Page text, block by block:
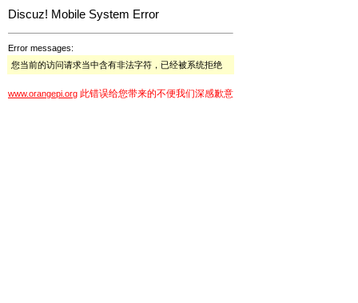
Discuz! Mobile System Error
Error messages:
您当前的访问请求当中含有非法字符，已经被系统拒绝
www.orangepi.org 此错误给您带来的不便我们深感歉意